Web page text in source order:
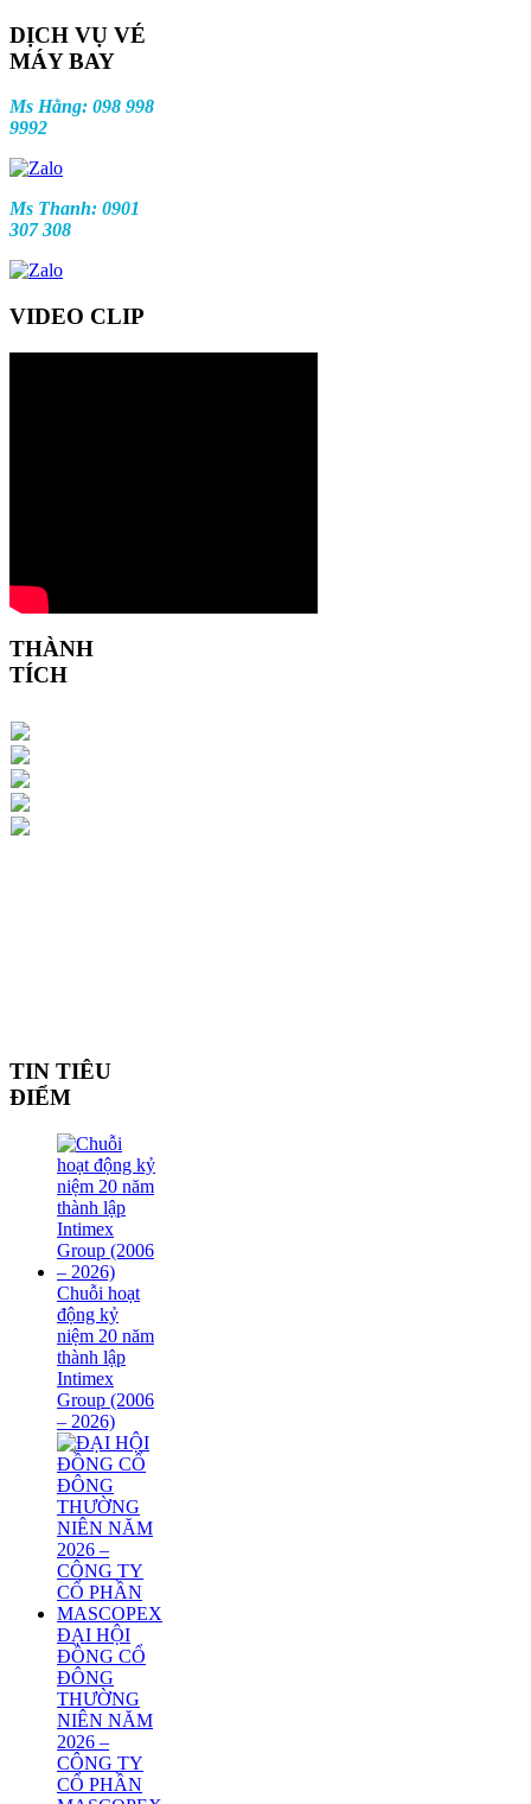
DỊCH VỤ VÉ
MÁY BAY
Ms Hằng: 098 998
9992
Ms Thanh: 0901
307 308
VIDEO CLIP
THÀNH
TÍCH
TIN TIÊU
ĐIỂM
Chuỗi hoạt
động kỷ
niệm 20 năm
thành lập
Intimex
Group (2006
– 2026)
ĐẠI HỘI
ĐỒNG CỔ
ĐÔNG
THƯỜNG
NIÊN NĂM
2026 –
CÔNG TY
CỔ PHẦN